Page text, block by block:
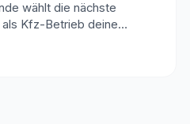
wählt die nächste
Kfz-Betrieb deine